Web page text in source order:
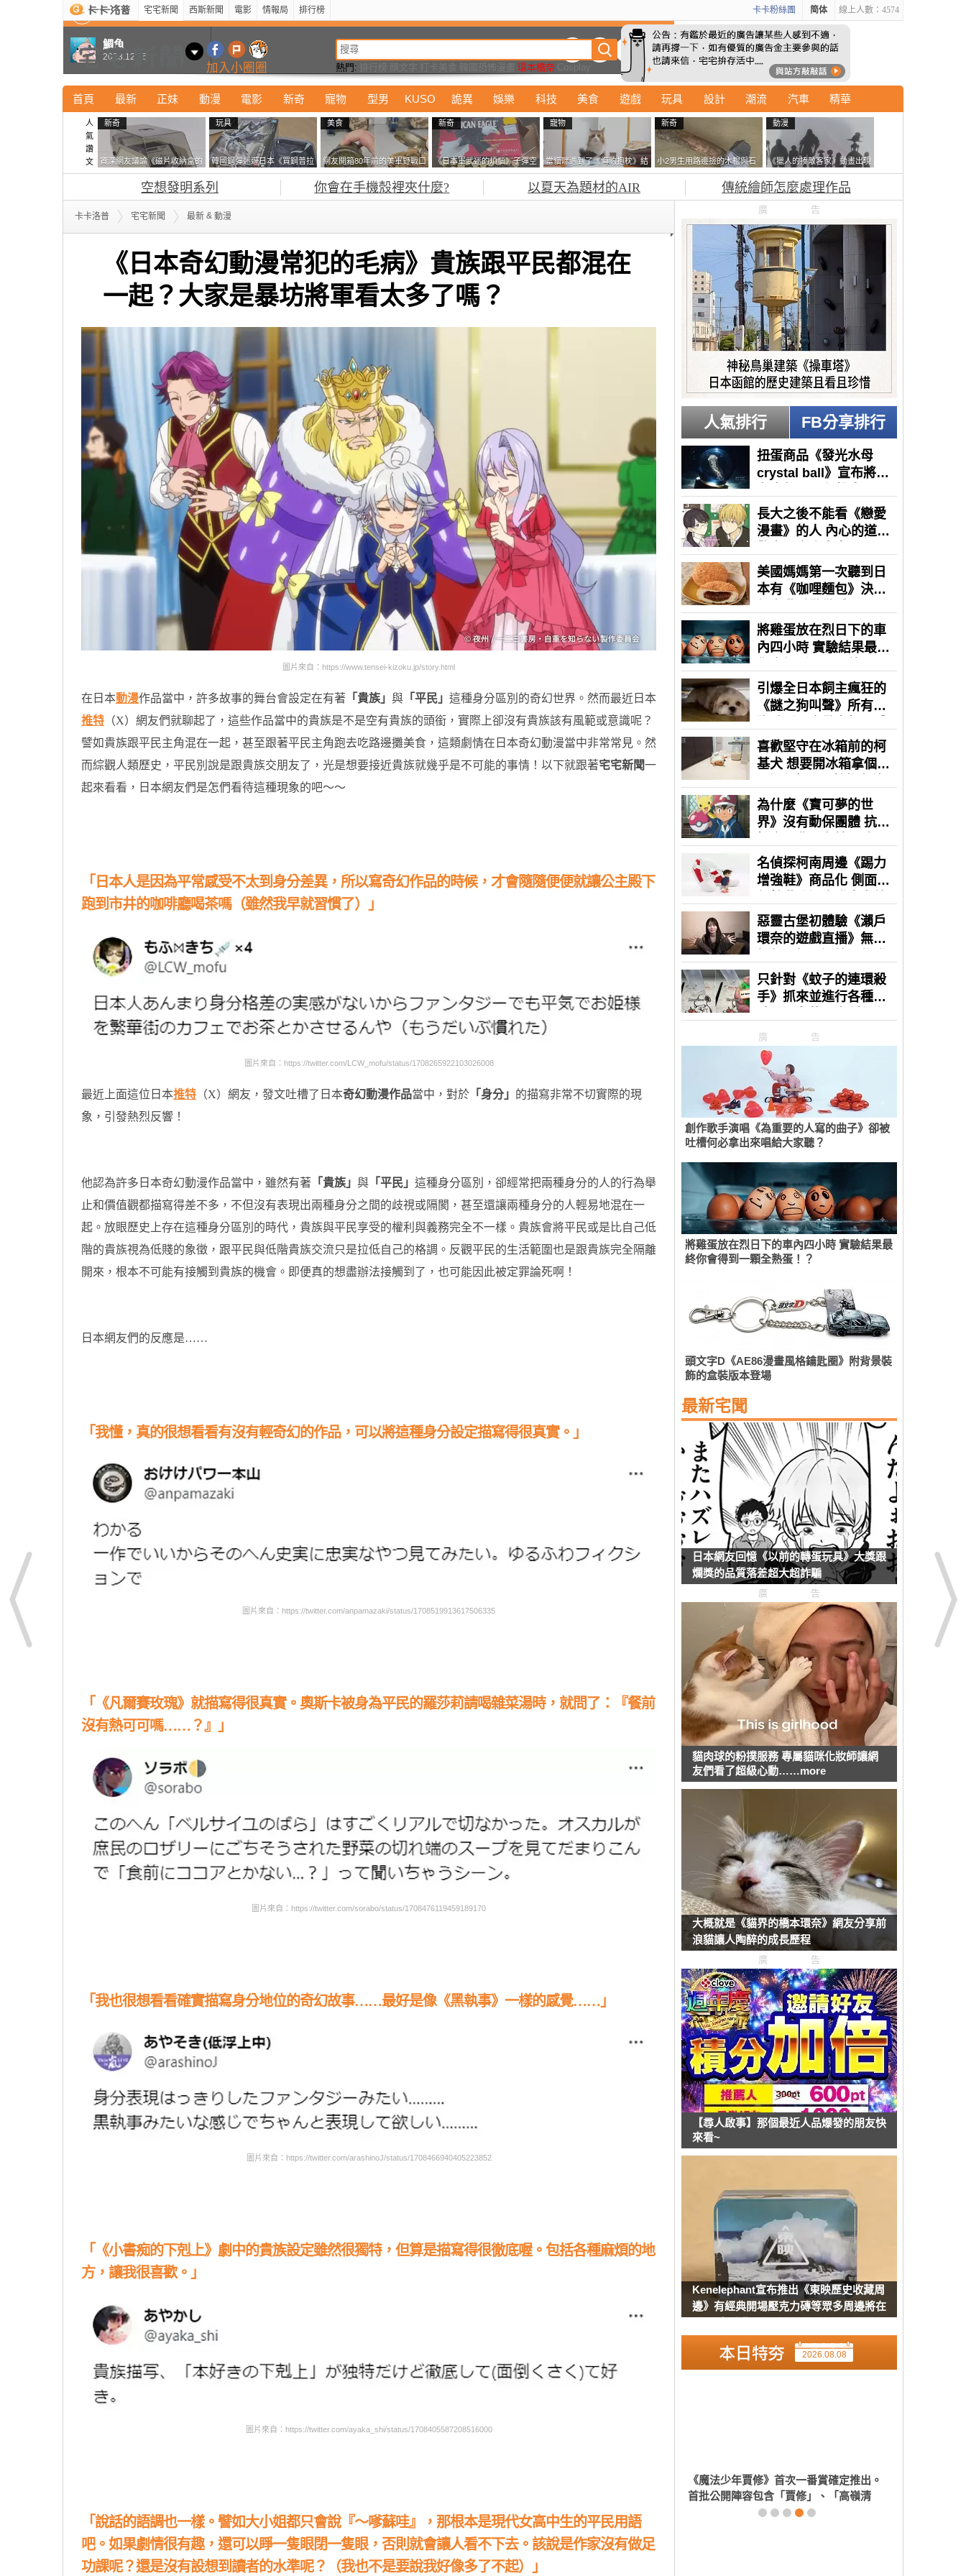
宅宅新聞 西斯新聞 電影 情報局 排行榜 線上人數：4574
简体
卡卡粉絲團
加入小圈圈 熱門: 環本橋奈
都市傳說 貓星人
首頁 最新 正妹 動漫 電影 新奇 寵物 型男 KUSO 詭異 娛樂 科技 美食 遊戲 玩具 設計 潮流 汽車 精華
人
氣
讚
文
新奇
資深網友議論《磁片收納盒的
鎖有什麼用》想偷的話整盒拿
走不就好了嗎？
玩具
韓國鋼彈迷遊日本《買鋼普拉
塞不進行李箱》網友們集思廣
益提供解方了……
美食
網友開箱80年前的美軍野戰口
糧 罐頭本身保存良好，但裡
面的味道...
新奇
《日本軍武迷的煩惱》子彈空
盒在日本超級貴 美國網友直
接一大箱寄給他了
寵物
當貓咪遇到了《海豹抱枕》結
果玩了10天後，海豹一整個走
鐘笑翻網友
新奇
小2男生用路邊撿的木棍與石
頭做成了《石斧》馬麻打開書
包嚇一跳怎麼會有這種東
西！？
動漫
《獵人的揍敵客家》動畫出現
的這個剪影是誰？你是不是忘
記還有這號人物了
空想發明系列 你會在手機殼裡夾什麼? 以夏天為題材的AIR 傳統繪師怎麼處理作品
卡卡洛普 宅宅新聞 最新 & 動漫
《日本奇幻動漫常犯的毛病》貴族跟平民都混在
一起？大家是暴坊將軍看太多了嗎？
最新 新奇 正妹 寵物 型男 Kuso 科技 動漫
鯛魚
2023.12.15
圖片來自：https://www.tensei-kizoku.jp/story.html
在日本動漫作品當中，許多故事的舞台會設定在有著 「貴族」 與 「平民」 這種身分區別的奇幻世界。然而最近日本
推特 （X）網友們就聊起了，這些作品當中的貴族是不是空有貴族的頭銜，實際上卻沒有貴族該有風範或意識呢？
譬如貴族跟平民主角混在一起，甚至跟著平民主角跑去吃路邊攤美食，這類劇情在日本奇幻動漫當中非常常見。然
而綜觀人類歷史，平民別說是跟貴族交朋友了，光是想要接近貴族就幾乎是不可能的事情！以下就跟著宅宅新聞一
起來看看，日本網友們是怎們看待這種現象的吧～～
「日本人是因為平常感受不太到身分差異，所以寫奇幻作品的時候，才會隨隨便便就讓公主殿下
跑到市井的咖啡廳喝茶嗎（雖然我早就習慣了）」
圖片來自：https://twitter.com/LCW_mofu/status/1708265922103026008
最近上面這位日本推特 （X）網友，發文吐槽了日本奇幻動漫作品當中，對於 「身分」 的描寫非常不切實際的現
象，引發熱烈反響！
他認為許多日本奇幻動漫作品當中，雖然有著 「貴族」 與 「平民」 這種身分區別，卻經常把兩種身分的人的行為舉
止和價值觀都描寫得差不多，不但沒有表現出兩種身分之間的歧視或隔閡，甚至還讓兩種身分的人輕易地混在一
起。放眼歷史上存在這種身分區別的時代，貴族與平民享受的權利與義務完全不一樣。貴族會將平民或是比自己低
階的貴族視為低賤的象徵，跟平民與低階貴族交流只是拉低自己的格調。反觀平民的生活範圍也是跟貴族完全隔離
開來，根本不可能有接觸到貴族的機會。即便真的想盡辦法接觸到了，也可能因此被定罪論死啊！
日本網友們的反應是……
「我懂，真的很想看看有沒有輕奇幻的作品，可以將這種身分設定描寫得很真實。」
圖片來自：https://twitter.com/anpamazaki/status/1708519913617506335
「《凡爾賽玫瑰》就描寫得很真實。奧斯卡被身為平民的羅莎莉請喝雜菜湯時，就問了：『餐前
沒有熱可可嗎……？』」
圖片來自：https://twitter.com/sorabo/status/1708476119459189170
「我也很想看看確實描寫身分地位的奇幻故事……最好是像《黑執事》一樣的感覺……」
圖片來自：https://twitter.com/arashinoJ/status/1708466940405223852
「《小書痴的下剋上》劇中的貴族設定雖然很獨特，但算是描寫得很徹底喔。包括各種麻煩的地
方，讓我很喜歡。」
圖片來自：https://twitter.com/ayaka_shi/status/1708405587208516000
「說話的語調也一樣。譬如大小姐都只會說『～嗲蘇哇』，那根本是現代女高中生的平民用語
吧。如果劇情很有趣，還可以睜一隻眼閉一隻眼，否則就會讓人看不下去。該說是作家沒有做足
功課呢？還是沒有設想到讀者的水準呢？（我也不是要說我好像多了不起）」
廣告
人氣排行 FB分享排行
廣告
創作歌手演唱《為重要的人寫的曲子》卻被
吐槽何必拿出來唱給大家聽？
將雞蛋放在烈日下的車內四小時 實驗結果最
終你會得到一顆全熟蛋！？
頭文字D《AE86漫畫風格鑰匙圈》附背景裝
飾的盒裝版本登場
最新宅聞
日本網友回憶《以前的轉蛋玩具》大獎跟
爛獎的品質落差超大超詐騙
廣告
貓肉球的粉撲服務 專屬貓咪化妝師讓網
友們看了超級心動……more
大概就是《貓界的橋本環奈》網友分享前
浪貓讓人陶醉的成長歷程
廣告
【尋人啟事】那個最近人品爆發的朋友快
來看~
Kenelephant宣布推出《東映歷史收藏周
邊》有經典開場壓克力磚等眾多周邊將在
2026.08.08